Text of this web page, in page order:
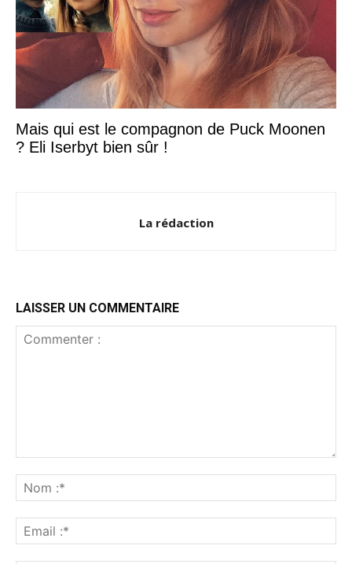
Mais qui est le compagnon de Puck Moonen
? Eli Iserbyt bien sûr !
La rédaction
LAISSER UN COMMENTAIRE